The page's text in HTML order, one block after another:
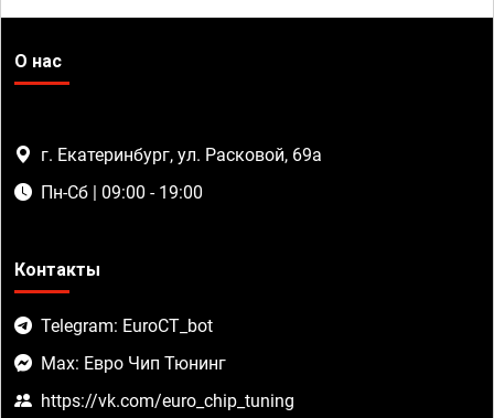
О нас
г. Екатеринбург, ул. Расковой, 69а
Пн-Сб | 09:00 - 19:00
Контакты
Telegram: EuroCT_bot
Max: Евро Чип Тюнинг
https://vk.com/euro_chip_tuning